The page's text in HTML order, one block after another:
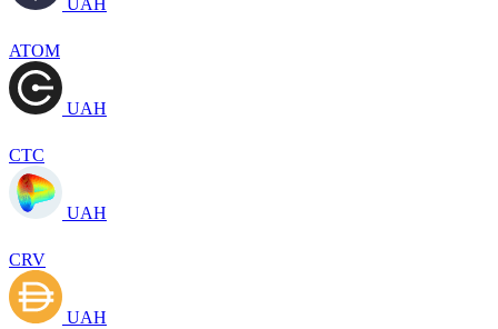
ATOM
UAH
CTC
UAH
CRV
UAH